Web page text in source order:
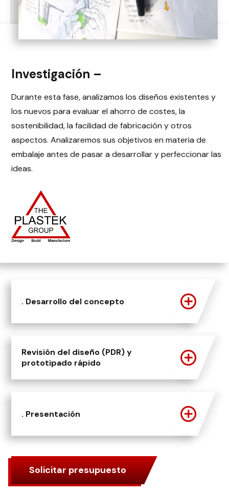
Investigación –
Durante esta fase, analizamos los diseños existentes y
los nuevos para evaluar el ahorro de costes, la
sostenibilidad, la facilidad de fabricación y otros
aspectos. Analizaremos sus objetivos en materia de
embalaje antes de pasar a desarrollar y perfeccionar las
ideas.
. Desarrollo del concepto
Revisión del diseño (PDR) y
prototipado rápido
. Presentación
Solicitar presupuesto